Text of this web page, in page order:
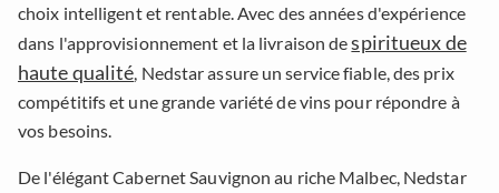
choix intelligent et rentable. Avec des années d'expérience
dans l'approvisionnement et la livraison despiritueux de
haute qualité , Nedstar assure un service fiable, des prix
compétitifs et une grande variété de vins pour répondre à
vos besoins.
De l'élégant Cabernet Sauvignon au riche Malbec, Nedstar